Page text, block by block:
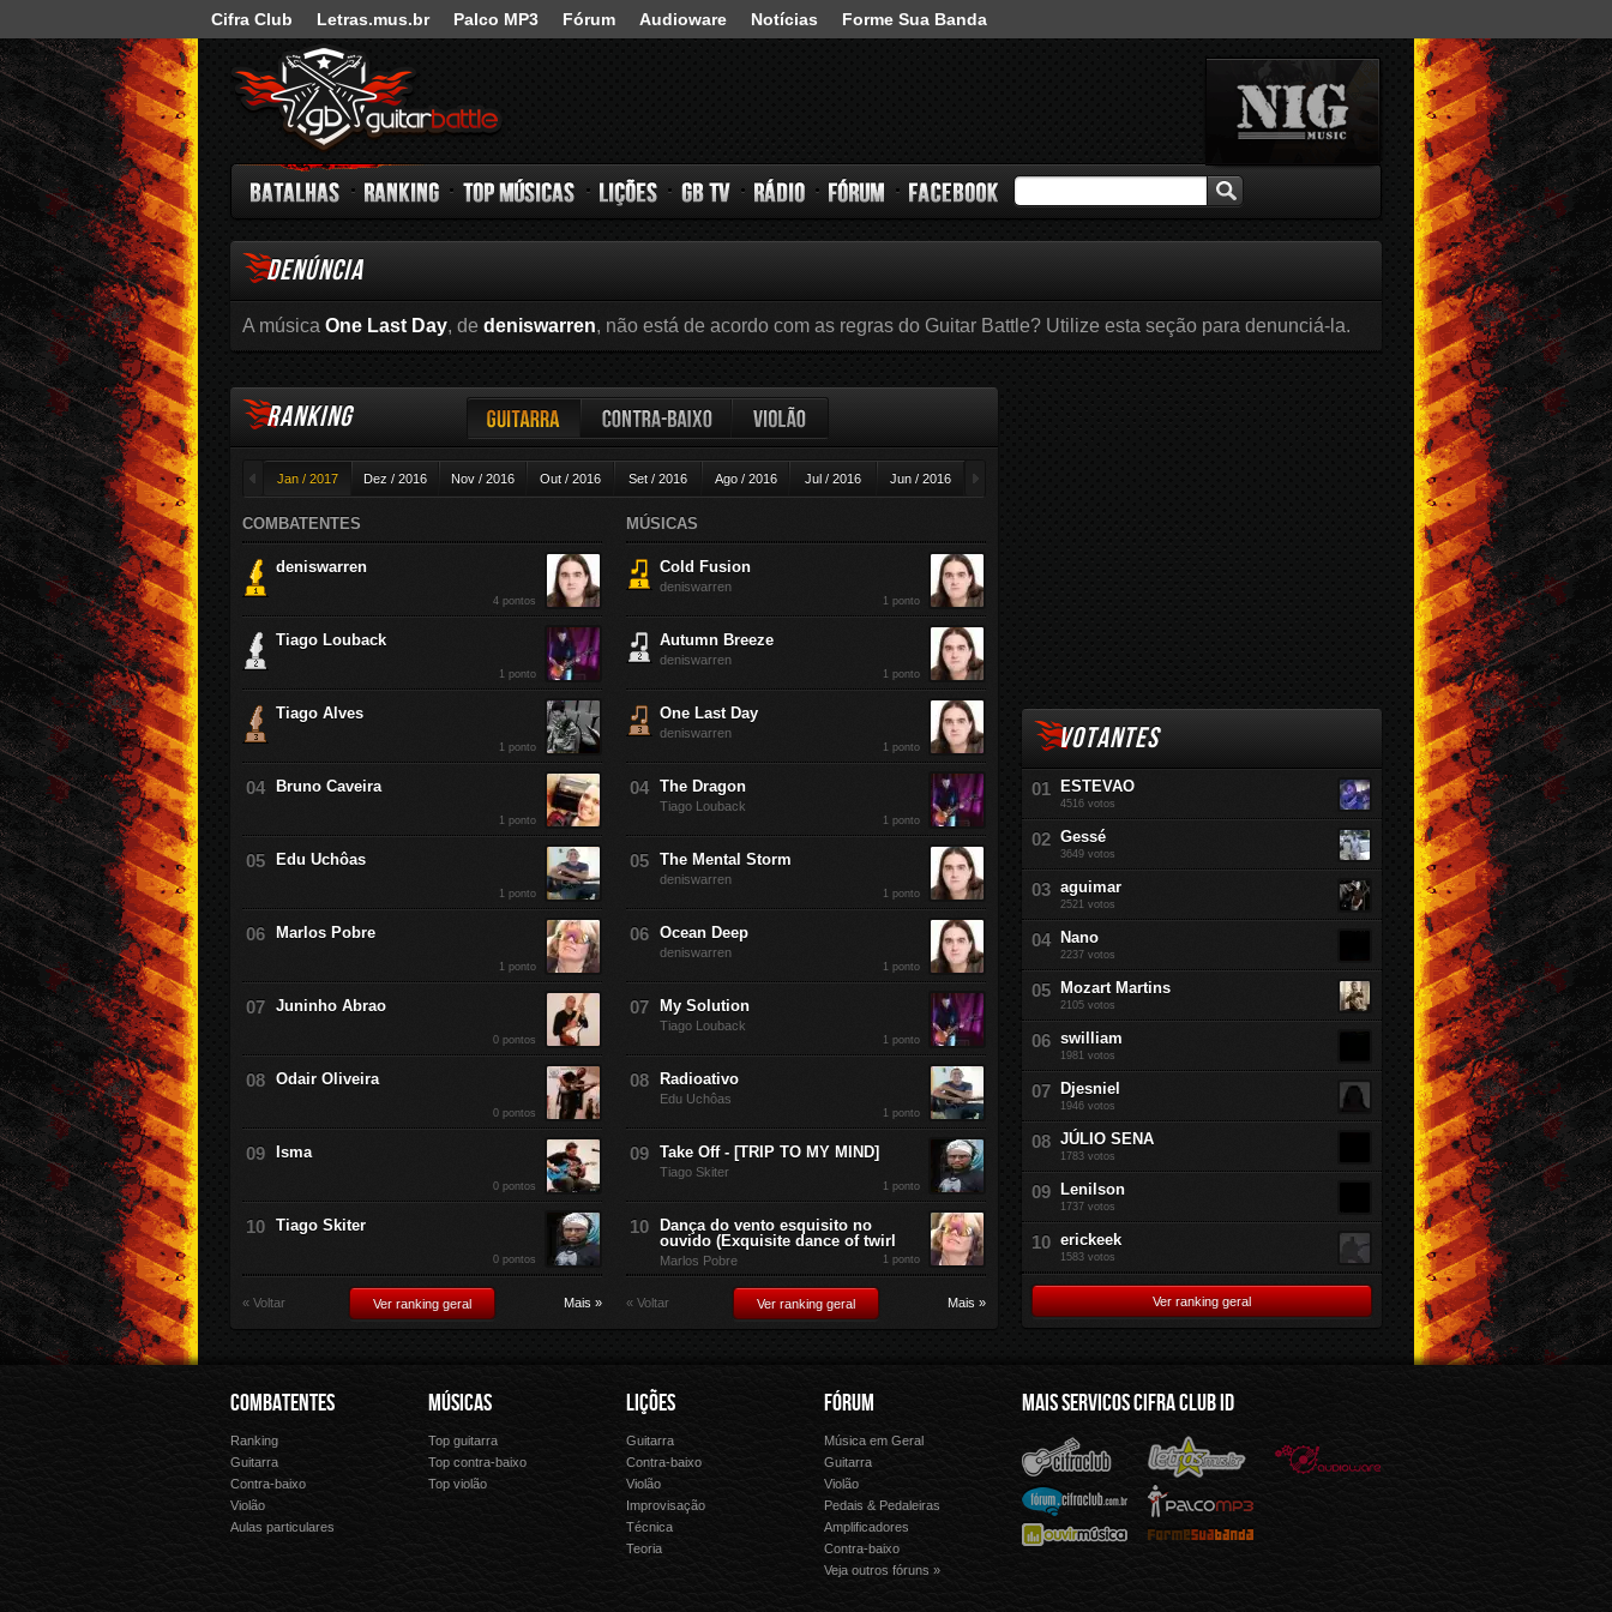
Cifra Club Letras.mus.br Palco MP3 Fórum Audioware Notícias Forme Sua Banda
Guitar Battle
Batalhas Ranking Top Músicas Lições GB TV Rádio Fórum Facebook
DENÚNCIA
A música One Last Day, de deniswarren, não está de acordo com as regras do Guitar Battle? Utilize esta seção para denunciá-la.
RANKING
◄
Jan / 2017 Dez / 2016 Nov / 2016 Out / 2016 Set / 2016 Ago / 2016 Jul / 2016 Jun / 2016
Guitarra Contra-baixo Violão
COMBATENTES
deniswarren
4 pontos
Tiago Louback
1 ponto
Tiago Alves
1 ponto
Bruno Caveira
1 ponto
Edu Uchôas
1 ponto
Marlos Pobre
1 ponto
Juninho Abrao
0 pontos
Odair Oliveira
0 pontos
Isma
0 pontos
Tiago Skiter
0 pontos
« Voltar Ver ranking geral Mais »
MÚSICAS
Cold Fusion
deniswarren
1 ponto
Autumn Breeze
deniswarren
1 ponto
One Last Day
deniswarren
1 ponto
The Dragon
Tiago Louback
1 ponto
The Mental Storm
deniswarren
1 ponto
Ocean Deep
deniswarren
1 ponto
My Solution
Tiago Louback
1 ponto
Radioativo
Edu Uchôas
1 ponto
Take Off - [TRIP TO MY MIND]
Tiago Skiter
1 ponto
Dança do vento esquisito no
ouvido (Exquisite dance of twirl
Marlos Pobre 1 ponto
« Voltar Ver ranking geral Mais »
VOTANTES
ESTEVAO
4516 votos
Gessé
3649 votos
aguimar
2521 votos
Nano
2237 votos
Mozart Martins
2105 votos
swilliam
1981 votos
Djesniel
1946 votos
JÚLIO SENA
1783 votos
Lenilson
1737 votos
erickeek
1583 votos
Ver ranking geral
COMBATENTES
Ranking
Guitarra
Contra-baixo
Violão
Aulas particulares
MÚSICAS
Top guitarra
Top contra-baixo
Top violão
LIÇÕES
Guitarra
Contra-baixo
Violão
Improvisação
Técnica
Teoria
FÓRUM
Música em Geral
Guitarra
Violão
Pedais & Pedaleiras
Amplificadores
Contra-baixo
Veja outros fóruns »
MAIS SERVICOS CIFRA CLUB ID
Cifra Club Letras.mus.br Audioware
Palco Mp3
Ouvir Música Forme Sua Banda